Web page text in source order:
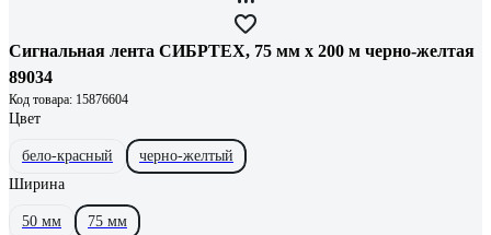
Сигнальная лента СИБРТЕХ, 75 мм х 200 м черно-желтая
89034
Код товара: 15876604
Цвет
бело-красный
черно-желтый
Ширина
50 мм 75 мм